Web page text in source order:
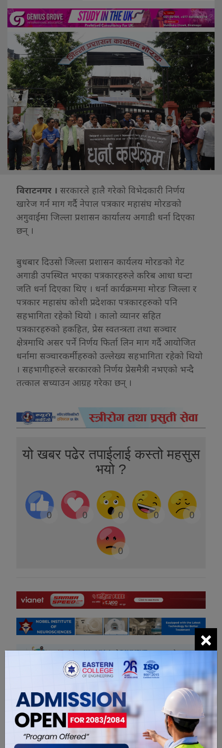
विराटनगर । सरकारले हालै गरेको विभेदकारी निर्णय
खारेज गर्न माग गर्दै नेपाल पत्रकार महासंघ मोरङको
अगुवाईमा जिल्ला प्रशासन कार्यालय अगाडी धर्ना दिएका
छन् ।
बुधबार दिउसो जिल्ला प्रशासन कार्यलय मोरङको गेट
अगाडी उपस्थित भएका पत्रकारहरुले करिब आधा घन्टा
जति धर्ना दिएका थिए । धर्ना कार्यक्रममा मोरङ जिल्ला र
पत्रकार महासंघ कोशी प्रदेशका पत्रकारहरुको पनि
सहभागिता रहेको थियो । कालो व्यानर सहित
पत्रकारहरुको हकहित, प्रेस स्वतन्त्रता तथा सञ्चार
क्षेत्रमाथि असर पर्ने निर्णय फिर्ता लिन माग गर्दै आयोजित
धर्नामा सञ्चारकर्मीहरुको उल्लेख्य सहभागिता रहेको थियो
। सहभागीहरुले सरकारको निर्णय प्रेसमैत्री नभएको भन्दै
तत्काल सच्याउन आग्रह गरेका छन् ।
यो खबर पढेर तपाईलाई कस्तो महसुस
भयो ?
0 0 0 0 0
0
सम्बंधित खबरहरु
×